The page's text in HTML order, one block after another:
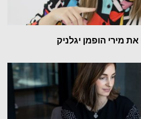
מירי הופמן יגלניק